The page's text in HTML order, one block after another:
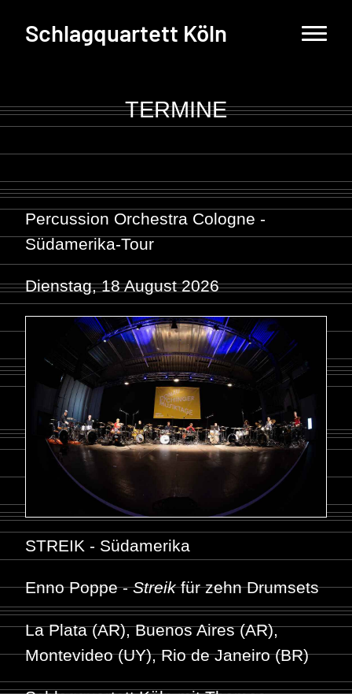
Schlagquartett Köln
TERMINE
Percussion Orchestra Cologne -
Südamerika-Tour
Dienstag, 18 August 2026
STREIK - Südamerika
Enno Poppe -Streikfür zehn Drumsets
La Plata (AR), Buenos Aires (AR),
Montevideo (UY), Rio de Janeiro (BR)